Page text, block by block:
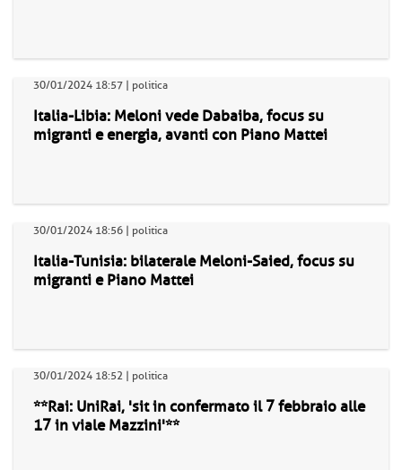
30/01/2024 18:57 | politica
Italia-Libia: Meloni vede Dabaiba, focus su
migranti e energia, avanti con Piano Mattei
30/01/2024 18:56 | politica
Italia-Tunisia: bilaterale Meloni-Saied, focus su
migranti e Piano Mattei
30/01/2024 18:52 | politica
**Rai: UniRai, 'sit in confermato il 7 febbraio alle
17 in viale Mazzini'**